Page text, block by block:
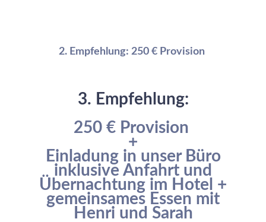
2. Empfehlung: 250 € Provision
3. Empfehlung:
250 € Provision
+
Einladung in unser Büro
inklusive Anfahrt und
Übernachtung im Hotel +
gemeinsames Essen mit
Henri und Sarah